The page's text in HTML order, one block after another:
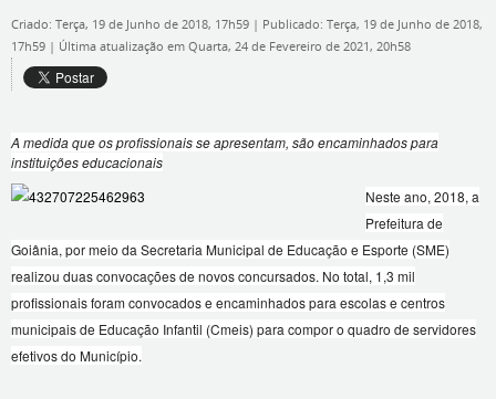
Criado: Terça, 19 de Junho de 2018, 17h59 | Publicado: Terça, 19 de Junho de 2018,
17h59 | Última atualização em Quarta, 24 de Fevereiro de 2021, 20h58
A medida que os profissionais se apresentam, são encaminhados para
instituições educacionais
Neste ano, 2018, a
Prefeitura de
Goiânia, por meio da Secretaria Municipal de Educação e Esporte (SME)
realizou duas convocações de novos concursados. No total, 1,3 mil
profissionais foram convocados e encaminhados para escolas e centros
municipais de Educação Infantil (Cmeis) para compor o quadro de servidores
efetivos do Município.